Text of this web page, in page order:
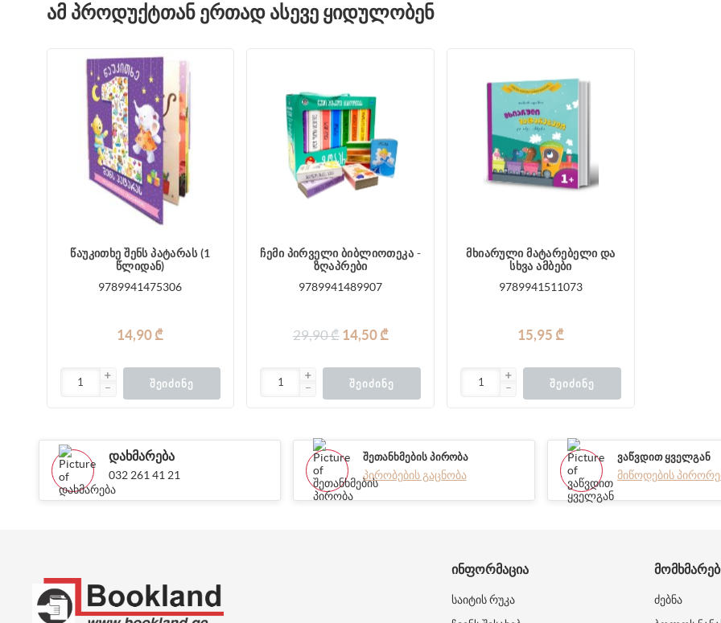
ᲐᲛ ᲞᲠᲝᲓᲣᲥᲢᲗᲐᲜ ᲔᲠᲗᲐᲓ ᲐᲡᲔᲕᲔ ᲧᲘᲓᲣᲚᲝᲑᲔᲜ
წაუკითხე შენს პატარას (1
წლიდან)
9789941475306
14,90 ₾
ᲨᲔᲘᲫᲘᲜᲔ
ჩემი პირველი ბიბლიოთეკა -
ზღაპრები
9789941489907
29,90 ₾ 14,50 ₾
ᲨᲔᲘᲫᲘᲜᲔ
მხიარული მატარებელი და
სხვა ამბები
9789941511073
15,95 ₾
ᲨᲔᲘᲫᲘᲜᲔ
ᲓᲐᲮᲛᲐᲠᲔᲑᲐ
032 261 41 21
ᲨᲔᲗᲐᲜᲮᲛᲔᲑᲘᲡ ᲞᲘᲠᲝᲑᲐ
პირობების გაცნობა
ᲕᲐᲬᲕᲓᲘᲗ ᲧᲕᲔᲚᲒᲐᲜ
მიწოდების
ᲘᲜᲤᲝᲠᲛᲐᲪᲘᲐ
საიტის რუკა
ძებნა